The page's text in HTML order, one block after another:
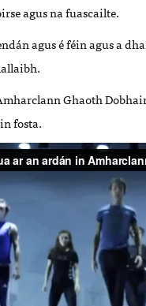
agus na fuascailte.
agus é féin agus a
Ghaoth
fosta.